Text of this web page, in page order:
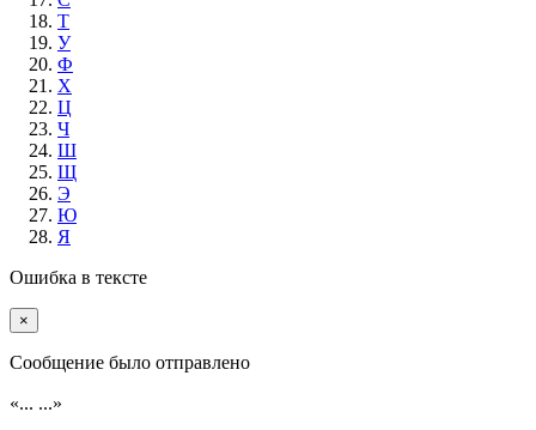
Т
У
Ф
Х
Ц
Ч
Ш
Щ
Э
Ю
Я
Ошибка в тексте
×
Cообщение было отправлено
«... ...»